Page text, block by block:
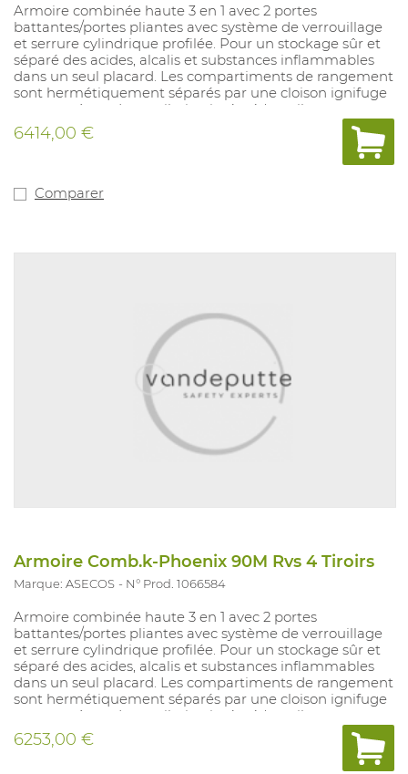
Armoire combinée haute 3 en 1 avec 2 portes
battantes/portes pliantes avec système de verrouillage
et serrure cylindrique profilée. Pour un stockage sûr et
séparé des acides, alcalis et substances inflammables
dans un seul placard. Les compartiments de rangement
sont hermétiquement séparés par une cloison ignifuge
et un système de ventilation intégré (ventilateur en
option) avec des conduits d’air sans métal résistants à la
corrosion. Les portes se ferment automatiquement
après environ 60 secondes. Intérieur avec 6 tiroirs en
une capacité de collecte de 4,5 L, et 6 plateaux
Couleur du corps et des portes : Ral7035 gris clair.
6414,00 €
Comparer
Armoire Comb.k-Phoenix 90M Rvs 4 Tiroirs
Marque: ASECOS N° Prod. 1066584
Armoire combinée haute 3 en 1 avec 2 portes
battantes/portes pliantes avec système de verrouillage
et serrure cylindrique profilée. Pour un stockage sûr et
séparé des acides, alcalis et substances inflammables
dans un seul placard. Les compartiments de rangement
sont hermétiquement séparés par une cloison ignifuge
et un système de ventilation intégré (ventilateur en
option) avec des conduits d’air sans métal résistants à la
corrosion. Les portes se ferment automatiquement
après environ 60 secondes. Intérieur avec 4 tiroirs en
6253,00 €